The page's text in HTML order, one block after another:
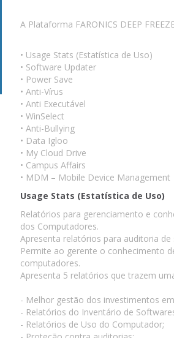
A Plataforma FARONICS DEEP
• Usage Stats (Estatística de Uso)
• Software Updater
• Power Save
• Anti-Vírus
• Anti Executável
• WinSelect
• Anti-Bullying
• Data Igloo
• My Cloud Drive
• Campus Affairs
• MDM – Mobile Device Management
Usage Stats (Estatística de Uso)
Relatórios para gerenciamento e
dos Computadores.
Apresenta relatórios para auditoria de
Permite ao gerente o conhecimento
computadores.
Apresenta 5 relatórios que trazem
- Melhor gestão dos investimentos
- Relatórios do Inventário de
- Relatórios de Uso do Computador;